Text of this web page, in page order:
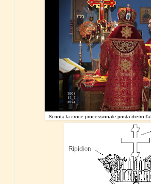
Si nota la croce processionale posta dietro